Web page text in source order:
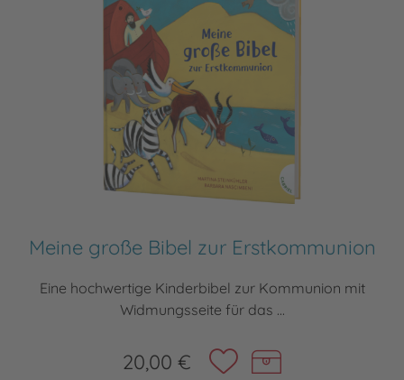
Meine große Bibel zur Erstkommunion
Eine hochwertige Kinderbibel zur Kommunion mit
Widmungsseite für das ...
20,00 €